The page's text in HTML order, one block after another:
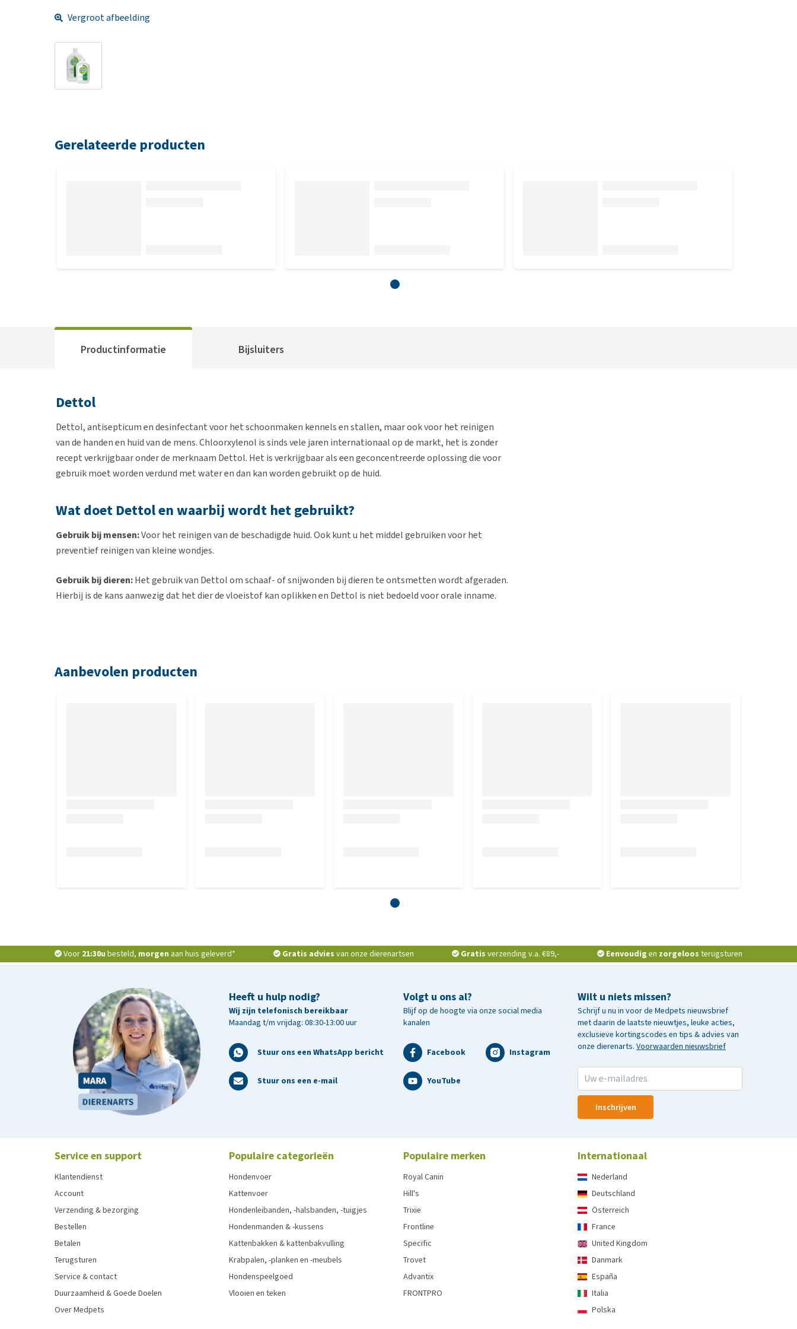
Vergroot afbeelding
Gerelateerde producten
Productinformatie
Dettol
Dettol, antisepticum en desinfectant voor het schoonmaken kennels en stallen, maar ook voor het reinigen
van de handen en huid van de mens. Chloorxylenol is sinds vele jaren internationaal op de markt, het is zonder
recept verkrijgbaar onder de merknaam Dettol. Het is verkrijgbaar als een geconcentreerde oplossing die voor
gebruik moet worden verdund met water en dan kan worden gebruikt op de huid.
Wat doet Dettol en waarbij wordt het gebruikt?
Gebruik bij mensen:Voor het reinigen van de beschadigde huid. Ook kunt u het middel gebruiken voor het
preventief reinigen van kleine wondjes.
Gebruik bij dieren:Het gebruik van Dettol om schaaf- of snijwonden bij dieren te ontsmetten wordt afgeraden.
Hierbij is de kans aanwezig dat het dier de vloeistof kan oplikken en Dettol is niet bedoeld voor orale inname.
Bijsluiters
Aanbevolen producten
Voor 21:30u besteld, morgen aan huis geleverd* Gratis advies van onze dierenartsen Gratis verzending v.a. €89,- Eenvoudig en zorgeloos terugsturen
Heeft u hulp nodig?
Wij zijn telefonisch bereikbaar
Maandag t/m vrijdag: 08:30-13:00 uur
Stuur ons een WhatsApp bericht
Stuur ons een e-mail
Wilt u niets missen?
Schrijf u nu in voor de Medpets nieuwsbrief
met daarin de laatste nieuwtjes, leuke acties,
exclusieve kortingscodes en tips & advies van
onze dierenarts. Voorwaarden nieuwsbrief
Inschrijven
Volgt u ons al?
Blijf op de hoogte via onze social media
kanalen
Facebook Instagram
YouTube
Service en support
Klantendienst
Account
Verzending & bezorging
Bestellen
Betalen
Terugsturen
Service & contact
Duurzaamheid & Goede Doelen
Over Medpets
Populaire categorieën
Hondenvoer
Kattenvoer
Hondenleibanden, -halsbanden, -tuigjes
Hondenmanden & -kussens
Kattenbakken & kattenbakvulling
Krabpalen, -planken en -meubels
Hondenspeelgoed
Vlooien en teken
Populaire merken
Royal Canin
Hill's
Trixie
Frontline
Specific
Trovet
Advantix
FRONTPRO
Internationaal
Nederland
Deutschland
Österreich
France
United Kingdom
Danmark
España
Italia
Polska